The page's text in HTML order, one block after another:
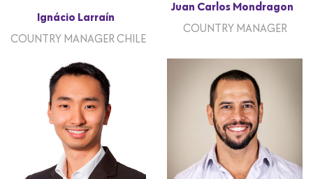
Ignácio Larraín
COUNTRY MANAGER CHILE
Juan Carlos Mondragon
COUNTRY MANAGER